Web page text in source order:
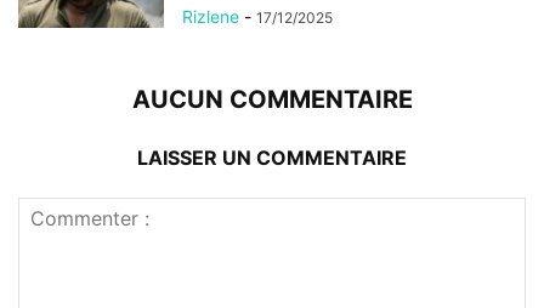
Rizlene - 17/12/2025
AUCUN COMMENTAIRE
LAISSER UN COMMENTAIRE